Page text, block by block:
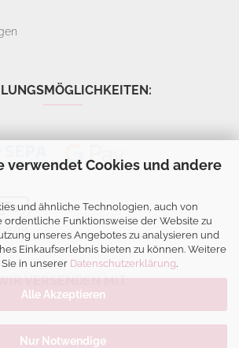
verwendet Cookies und andere
und ähnliche Technologien, auch von
ordentliche Funktionsweise der Website zu
unseres Angebotes zu analysieren und
Einkaufserlebnis bieten zu können. Weitere
in unserer Datenschutzerklärung.
Alle Akzeptieren
Nur Notwendige
VERSENDEN MIT: